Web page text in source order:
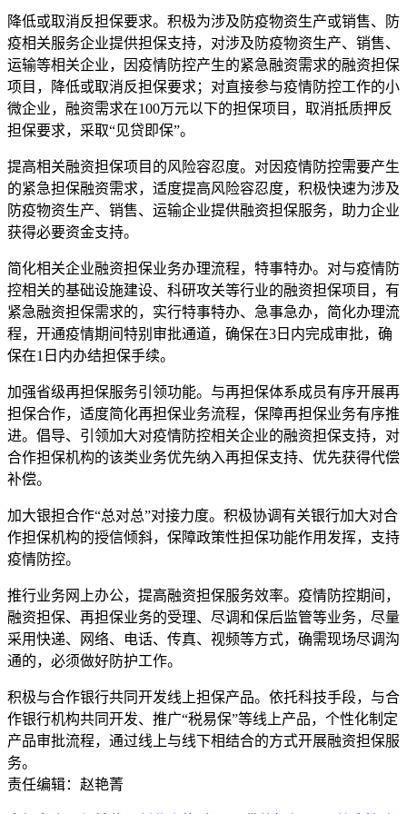
降低或取消反担保要求。积极为涉及防疫物资生产或销售、防
疫相关服务企业提供担保支持，对涉及防疫物资生产、销售、
运输等相关企业，因疫情防控产生的紧急融资需求的融资担保
项目，降低或取消反担保要求；对直接参与疫情防控工作的小
微企业，融资需求在100万元以下的担保项目，取消抵质押反
担保要求，采取“见贷即保”。
提高相关融资担保项目的风险容忍度。对因疫情防控需要产生
的紧急担保融资需求，适度提高风险容忍度，积极快速为涉及
防疫物资生产、销售、运输企业提供融资担保服务，助力企业
获得必要资金支持。
简化相关企业融资担保业务办理流程，特事特办。对与疫情防
控相关的基础设施建设、科研攻关等行业的融资担保项目，有
紧急融资担保需求的，实行特事特办、急事急办，简化办理流
程，开通疫情期间特别审批通道，确保在3日内完成审批，确
保在1日内办结担保手续。
加强省级再担保服务引领功能。与再担保体系成员有序开展再
担保合作，适度简化再担保业务流程，保障再担保业务有序推
进。倡导、引领加大对疫情防控相关企业的融资担保支持，对
合作担保机构的该类业务优先纳入再担保支持、优先获得代偿
补偿。
加大银担合作“总对总”对接力度。积极协调有关银行加大对合
作担保机构的授信倾斜，保障政策性担保功能作用发挥，支持
疫情防控。
推行业务网上办公，提高融资担保服务效率。疫情防控期间，
融资担保、再担保业务的受理、尽调和保后监管等业务，尽量
采用快递、网络、电话、传真、视频等方式，确需现场尽调沟
通的，必须做好防护工作。
积极与合作银行共同开发线上担保产品。依托科技手段，与合
作银行机构共同开发、推广“税易保”等线上产品，个性化制定
产品审批流程，通过线上与线下相结合的方式开展融资担保服
务。
责任编辑：赵艳菁